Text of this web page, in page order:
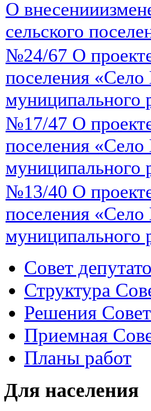
О
сельского
№24/67 О
поселения «Село
муниципального
№17/47 О
поселения «Село
муниципального
№13/40 О
поселения «Село
муниципального
Совет
Структура
Решения
Приемная
Планы работ
Для населения